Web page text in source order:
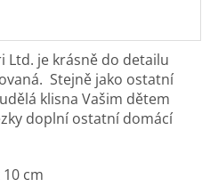
Ltd. je krásně do detailu
Stejně jako ostatní
klisna Vašim dětem
doplní ostatní domácí
10 cm